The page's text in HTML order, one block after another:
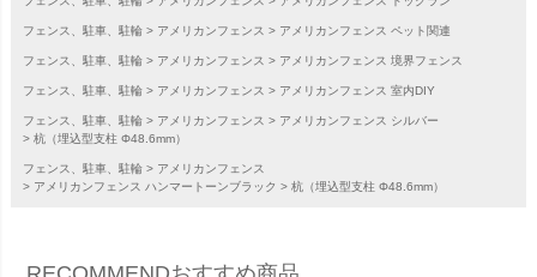
フェンス、駐車、駐輪 アメリカンフェンス アメリカンフェンス ペット関連
フェンス、駐車、駐輪 アメリカンフェンス アメリカンフェンス 境界フェンス
フェンス、駐車、駐輪 アメリカンフェンス アメリカンフェンス 室内DIY
フェンス、駐車、駐輪 アメリカンフェンス
アメリカンフェンス シルバー
杭（埋込型支柱 Φ48.6mm）
フェンス、駐車、駐輪
アメリカンフェンス
アメリカンフェンス ハンマートーンブラック
杭（埋込型支柱 Φ48.6mm）